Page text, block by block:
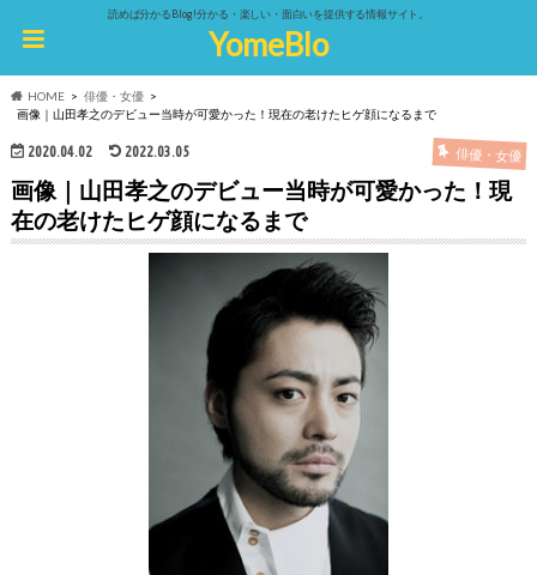
読めば分かるBlog!分かる・楽しい・面白いを提供する情報サイト。
YomeBlo
HOME
俳優・女優
画像｜山田孝之のデビュー当時が可愛かった！現在の老けたヒゲ顔になるまで
2020.04.02 2022.03.05 俳優・女優
画像｜山田孝之のデビュー当時が可愛かった！現
在の老けたヒゲ顔になるまで